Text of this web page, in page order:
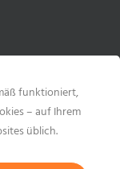
funktioniert,
– auf Ihrem
üblich.